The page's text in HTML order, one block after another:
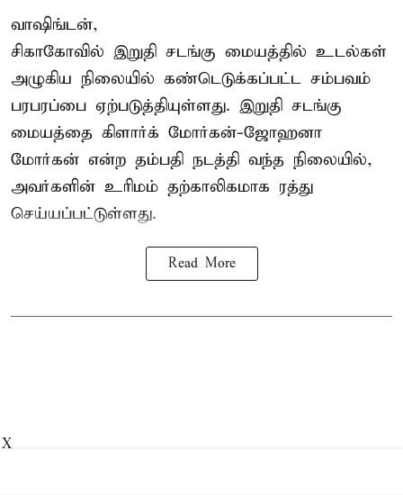
வாஷிங்டன்,
சிகாகோவில் இறுதி சடங்கு மையத்தில் உடல்கள்
அழுகிய நிலையில் கண்டெடுக்கப்பட்ட சம்பவம்
பரபரப்பை ஏற்படுத்தியுள்ளது. இறுதி சடங்கு
மையத்தை கிளார்க் மோர்கன்-ஜோஹனா
மோர்கன் என்ற தம்பதி நடத்தி வந்த நிலையில்,
அவர்களின் உரிமம் தற்காலிகமாக ரத்து
செய்யப்பட்டுள்ளது.
Read More
X